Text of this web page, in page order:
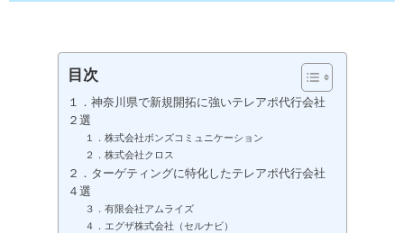
目次
１．神奈川県で新規開拓に強いテレアポ代行会社
２選
１．株式会社ボンズコミュニケーション
２．株式会社クロス
２．ターゲティングに特化したテレアポ代行会社
４選
３．有限会社アムライズ
４．エグザ株式会社（セルナビ）